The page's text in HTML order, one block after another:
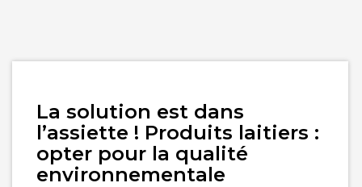
La solution est dans
l’assiette ! Produits laitiers :
opter pour la qualité
environnementale
l'article